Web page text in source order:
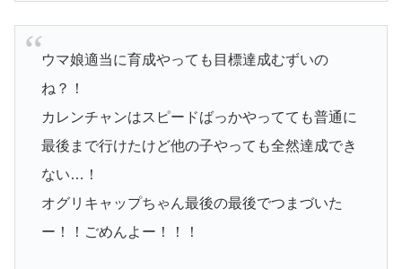
ウマ娘適当に育成やっても目標達成むずいの
ね？！
カレンチャンはスピードばっかやってても普通に
最後まで行けたけど他の子やっても全然達成でき
ない…！
オグリキャップちゃん最後の最後でつまづいた
ー！！ごめんよー！！！